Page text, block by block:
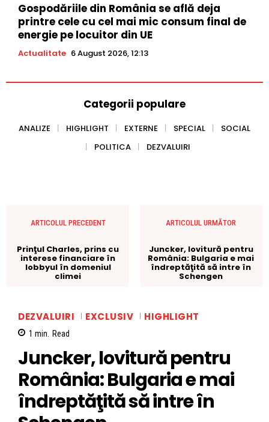
Gospodăriile din România se află deja
printre cele cu cel mai mic consum final de
energie pe locuitor din UE
Actualitate 6 August 2026, 12:13
Categorii populare
ANALIZE HIGHLIGHT EXTERNE SPECIAL
SOCIAL
POLITICA
DEZVALUIRI
ARTICOLUL PRECEDENT
Prinţul Charles, prins cu
interese financiare în
lobbyul în domeniul
climei
ARTICOLUL URMĂTOR
Juncker, lovitură pentru
România: Bulgaria e mai
îndreptăţită să intre în
Schengen